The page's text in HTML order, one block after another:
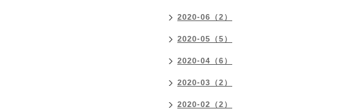
2020-06（2）
2020-05（5）
2020-04（6）
2020-03（2）
2020-02（2）